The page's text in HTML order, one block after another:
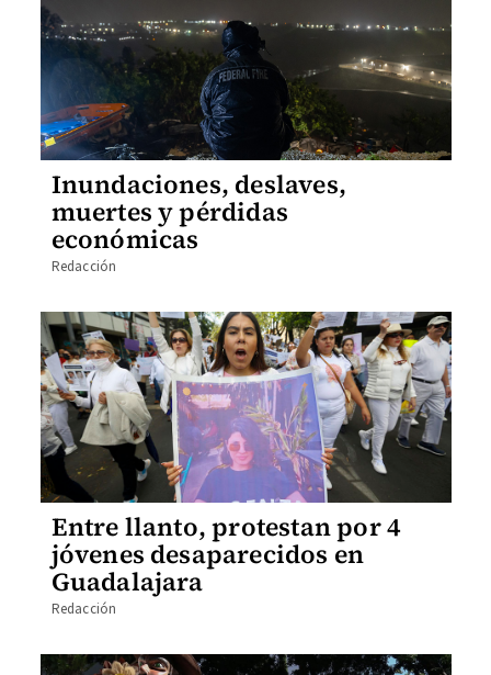
Inundaciones, deslaves,
muertes y pérdidas
económicas
Redacción
Entre llanto, protestan por 4
jóvenes desaparecidos en
Guadalajara
Redacción